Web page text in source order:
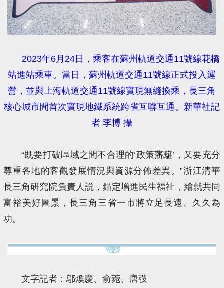
2023年6月24日，乘客在蘇州軌道交通11號線花橋
站進站乘車。當日，蘇州軌道交通11號線正式投入運
營，並與上海軌道交通11號線實現無縫換乘，長三角
核心城市間首次實現地鐵系統跨省互聯互通。新華社記
者 李博 攝
“既要打破區域之間不合理的‘政策藩籬’，又要充分
尊重各地的客觀發展情況與資源分佈差異。”浙江清華
長三角研究院負責人説，錨定增進民生福祉，繪就共同
富裕美好圖景，長三角三省一市將立足長遠、久久為
功。
文字記者：鄔煥慶、俞菀、唐弢